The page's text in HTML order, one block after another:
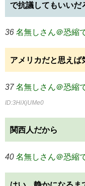
で抗議してもいいだ
36 名無しさん＠恐縮
アメリカだと思えば
37 名無しさん＠恐縮
ID:3HiXjUMe0
関西人だから
40 名無しさん＠恐縮
はい、静かになるま